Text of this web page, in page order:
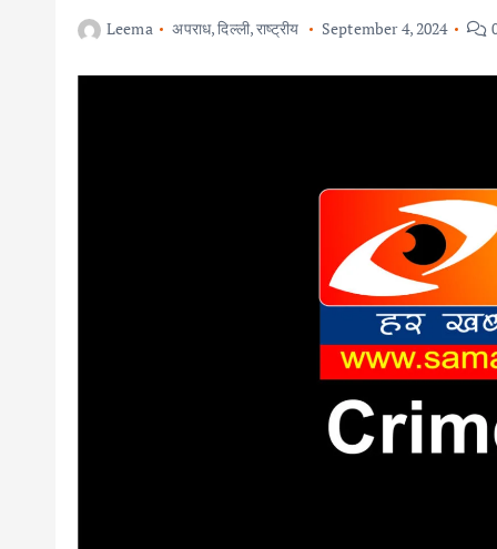
Leema अपराध,दिल्ली,राष्ट्रीय September 4, 2024